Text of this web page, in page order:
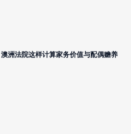
洲法院这样计算家务价值与配偶赡养